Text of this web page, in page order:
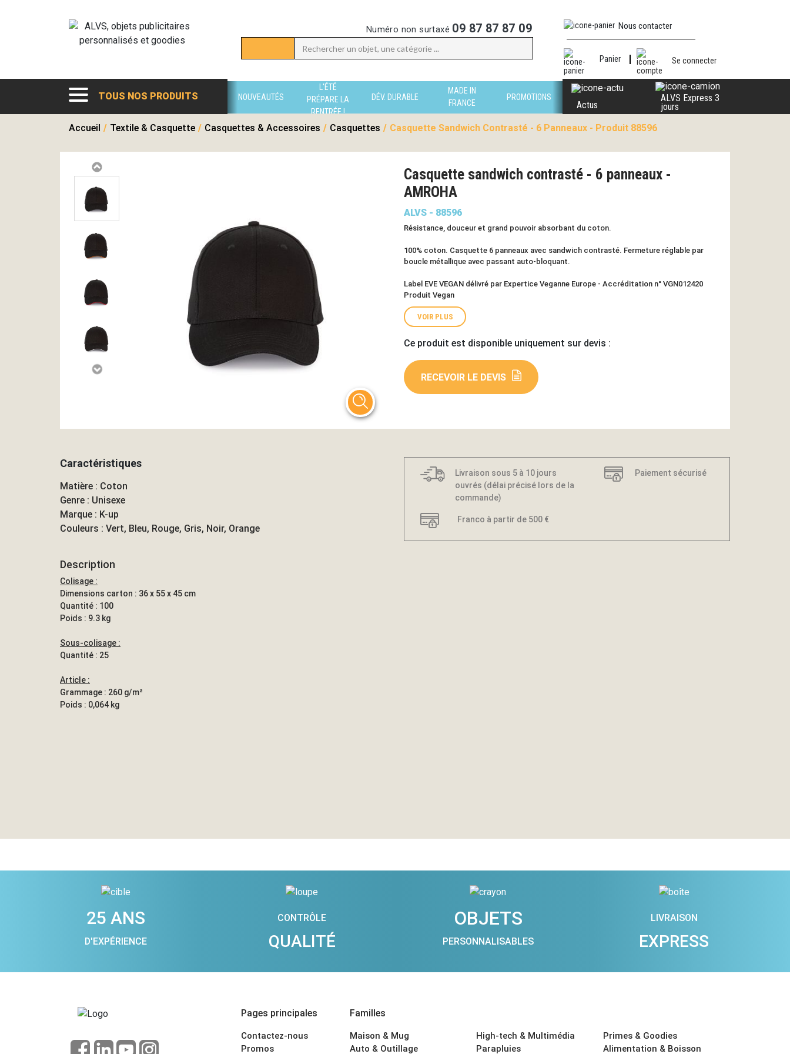
Numéro non surtaxé 09 87 87 87 09 Nous contacter
Panier Se connecter
TOUS NOS PRODUITS NOUVEAUTÉS
L'ÉTÉ
PRÉPARE LA
RENTRÉE !
DÉV. DURABLE
MADE IN
FRANCE
PROMOTIONS
Actus
ALVS Express 3
jours
Accueil / Textile & Casquette / Casquettes & Accessoires / Casquettes / Casquette Sandwich Contrasté - 6 Panneaux - Produit 88596
Casquette sandwich contrasté - 6 panneaux -
AMROHA
ALVS - 88596
Résistance, douceur et grand pouvoir absorbant du coton.
100% coton. Casquette 6 panneaux avec sandwich contrasté. Fermeture réglable par
boucle métallique avec passant auto-bloquant.
Label EVE VEGAN délivré par Expertice Veganne Europe - Accréditation n° VGN012420
Produit Vegan
VOIR PLUS
Ce produit est disponible uniquement sur devis :
RECEVOIR LE DEVIS
Caractéristiques
Matière : Coton
Genre : Unisexe
Marque : K-up
Couleurs : Vert, Bleu, Rouge, Gris, Noir, Orange
Description
Colisage :
Dimensions carton : 36 x 55 x 45 cm
Quantité : 100
Poids : 9.3 kg
Sous-colisage :
Quantité : 25
Article :
Grammage : 260 g/m²
Poids : 0,064 kg
Livraison sous 5 à 10 jours
ouvrés (délai précisé lors de la
commande)
Paiement sécurisé
Franco à partir de 500 €
25 ANS
D'EXPÉRIENCE
CONTRÔLE
QUALITÉ
OBJETS
PERSONNALISABLES
LIVRAISON
EXPRESS
Pages principales
Contactez-nous
Promos
Familles
Maison & Mug
Auto & Outillage
High-tech & Multimédia
Parapluies
Primes & Goodies
Alimentation & Boisson